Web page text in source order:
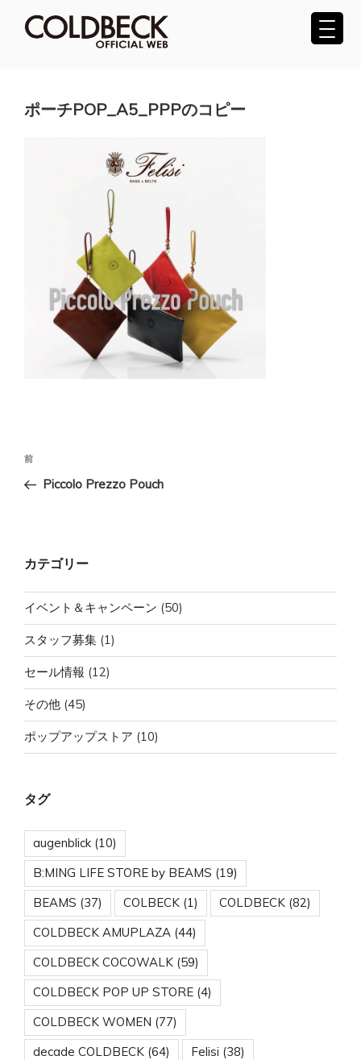
ポーチPOP_A5_PPPのコピー
投
ナ
ー
ョ
ン
前
の
前
Piccolo Prezzo Pouch
カテゴリー
イベント＆キャンペーン (50)
スタッフ募集 (1)
セール情報 (12)
その他 (45)
ポップアップストア (10)
タグ
augenblick(10)
B:MING LIFE STORE by BEAMS (19)
BEAMS (37) COLBECK (1) COLDBECK (82)
COLDBECK AMUPLAZA (44)
COLDBECK COCOWALK (59)
COLDBECK POP UP STORE (4)
COLDBECK WOMEN (77)
decade COLDBECK (64) Felisi (38)